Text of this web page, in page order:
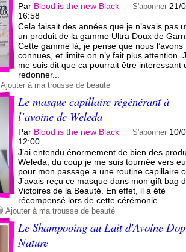
Par Blood is the new Black S'abonner 21/
16:58
Cela faisait des années que je n’avais pas
un produit de la gamme Ultra Doux de
Cette gamme là, je pense que nous l’avons
connues, et limite on n’y fait plus attention.
me suis dit que ca pourrait être interessant
redonner...
Ajouter à ma trousse de beauté
Le masque capillaire régénérant à
l’avoine de Weleda
Par Blood is the new Black S'abonner 10/
12:00
J’ai entendu énormement de bien des
Weleda, du coup je me suis tournée vers
pour mon passage a une routine capillaire
J’avais reçu ce masque dans mon gift bag
Victoires de la Beauté. En effet, il a été
récompensé lors de cette cérémonie....
Ajouter à ma trousse de beauté
Le Shampooing au Lait d'Avoine Dop
Nature